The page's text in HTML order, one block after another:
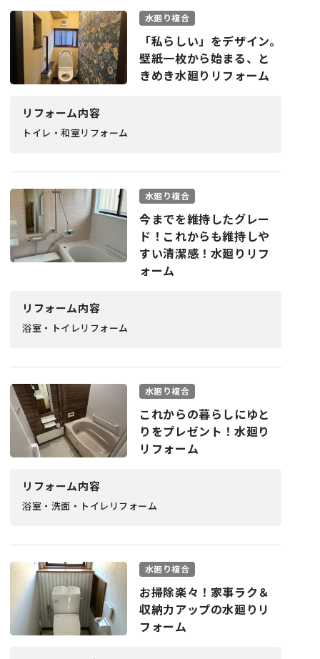
水廻り複合
「私らしい」をデザイン。
壁紙一枚から始まる、と
きめき水廻りリフォーム
リフォーム内容
トイレ・和室リフォーム
水廻り複合
今までを維持したグレー
ド！これからも維持しや
すい清潔感！水廻りリフ
ォーム
リフォーム内容
浴室・トイレリフォーム
水廻り複合
これからの暮らしにゆと
りをプレゼント！水廻り
リフォーム
リフォーム内容
浴室・洗面・トイレリフォーム
水廻り複合
お掃除楽々！家事ラク＆
収納力アップの水廻りリ
フォーム